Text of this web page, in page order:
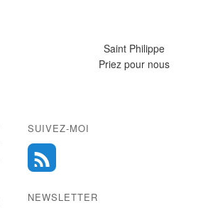
Saint Philippe
Priez pour nous
SUIVEZ-MOI
NEWSLETTER